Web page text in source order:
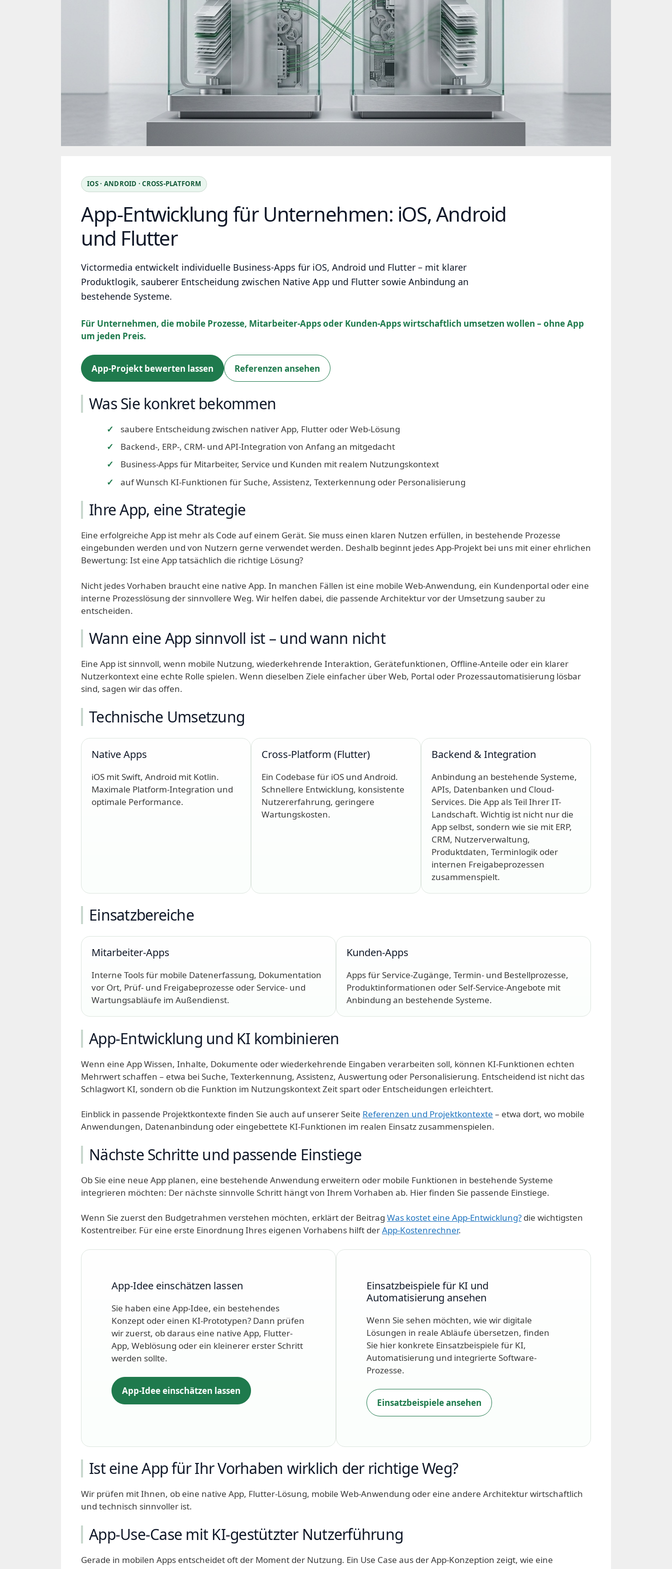
IOS · ANDROID · CROSS-PLATFORM
App-Entwicklung für Unternehmen: iOS, Android
und Flutter
Victormedia entwickelt individuelle Business-Apps für iOS, Android und Flutter – mit klarer
Produktlogik, sauberer Entscheidung zwischen Native App und Flutter sowie Anbindung an
bestehende Systeme.
Für Unternehmen, die mobile Prozesse, Mitarbeiter-Apps oder Kunden-Apps wirtschaftlich umsetzen wollen – ohne App
um jeden Preis.
App-Projekt bewerten lassen Referenzen ansehen
Was Sie konkret bekommen
saubere Entscheidung zwischen nativer App, Flutter oder Web-Lösung
Backend-, ERP-, CRM- und API-Integration von Anfang an mitgedacht
Business-Apps für Mitarbeiter, Service und Kunden mit realem Nutzungskontext
auf Wunsch KI-Funktionen für Suche, Assistenz, Texterkennung oder Personalisierung
Ihre App, eine Strategie
Eine erfolgreiche App ist mehr als Code auf einem Gerät. Sie muss einen klaren Nutzen erfüllen, in bestehende Prozesse
eingebunden werden und von Nutzern gerne verwendet werden. Deshalb beginnt jedes App-Projekt bei uns mit einer ehrlichen
Bewertung: Ist eine App tatsächlich die richtige Lösung?
Nicht jedes Vorhaben braucht eine native App. In manchen Fällen ist eine mobile Web-Anwendung, ein Kundenportal oder eine
interne Prozesslösung der sinnvollere Weg. Wir helfen dabei, die passende Architektur vor der Umsetzung sauber zu
entscheiden.
Wann eine App sinnvoll ist – und wann nicht
Eine App ist sinnvoll, wenn mobile Nutzung, wiederkehrende Interaktion, Gerätefunktionen, Offline-Anteile oder ein klarer
Nutzerkontext eine echte Rolle spielen. Wenn dieselben Ziele einfacher über Web, Portal oder Prozessautomatisierung lösbar
sind, sagen wir das offen.
Technische Umsetzung
Native Apps
iOS mit Swift, Android mit Kotlin.
Maximale Platform-Integration und
optimale Performance.
Cross-Platform (Flutter)
Ein Codebase für iOS und Android.
Schnellere Entwicklung, konsistente
Nutzererfahrung, geringere
Wartungskosten.
Backend & Integration
Anbindung an bestehende Systeme,
APIs, Datenbanken und Cloud-
Services. Die App als Teil Ihrer IT-
Landschaft. Wichtig ist nicht nur die
App selbst, sondern wie sie mit ERP,
CRM, Nutzerverwaltung,
Produktdaten, Terminlogik oder
internen Freigabeprozessen
zusammenspielt.
Einsatzbereiche
Mitarbeiter-Apps
Interne Tools für mobile Datenerfassung, Dokumentation
vor Ort, Prüf- und Freigabeprozesse oder Service- und
Wartungsabläufe im Außendienst.
Kunden-Apps
Apps für Service-Zugänge, Termin- und Bestellprozesse,
Produktinformationen oder Self-Service-Angebote mit
Anbindung an bestehende Systeme.
App-Entwicklung und KI kombinieren
Wenn eine App Wissen, Inhalte, Dokumente oder wiederkehrende Eingaben verarbeiten soll, können KI-Funktionen echten
Mehrwert schaffen – etwa bei Suche, Texterkennung, Assistenz, Auswertung oder Personalisierung. Entscheidend ist nicht das
Schlagwort KI, sondern ob die Funktion im Nutzungskontext Zeit spart oder Entscheidungen erleichtert.
Einblick in passende Projektkontexte finden Sie auch auf unserer Seite Referenzen und Projektkontexte – etwa dort, wo mobile
Anwendungen, Datenanbindung oder eingebettete KI-Funktionen im realen Einsatz zusammenspielen.
Nächste Schritte und passende Einstiege
Ob Sie eine neue App planen, eine bestehende Anwendung erweitern oder mobile Funktionen in bestehende Systeme
integrieren möchten: Der nächste sinnvolle Schritt hängt von Ihrem Vorhaben ab. Hier finden Sie passende Einstiege.
Wenn Sie zuerst den Budgetrahmen verstehen möchten, erklärt der Beitrag Was kostet eine App-Entwicklung? die wichtigsten
Kostentreiber. Für eine erste Einordnung Ihres eigenen Vorhabens hilft derApp-Kostenrechner.
App-Idee einschätzen lassen
Sie haben eine App-Idee, ein bestehendes
Konzept oder einen KI-Prototypen? Dann prüfen
wir zuerst, ob daraus eine native App, Flutter-
App, Weblösung oder ein kleinerer erster Schritt
werden sollte.
App-Idee einschätzen lassen
Einsatzbeispiele für KI und
Automatisierung ansehen
Wenn Sie sehen möchten, wie wir digitale
Lösungen in reale Abläufe übersetzen, finden
Sie hier konkrete Einsatzbeispiele für KI,
Automatisierung und integrierte Software-
Prozesse.
Einsatzbeispiele ansehen
Ist eine App für Ihr Vorhaben wirklich der richtige Weg?
Wir prüfen mit Ihnen, ob eine native App, Flutter-Lösung, mobile Web-Anwendung oder eine andere Architektur wirtschaftlich
und technisch sinnvoller ist.
App-Use-Case mit KI-gestützter Nutzerführung
Gerade in mobilen Apps entscheidet oft der Moment der Nutzung. Ein Use Case aus der App-Konzeption zeigt, wie eine